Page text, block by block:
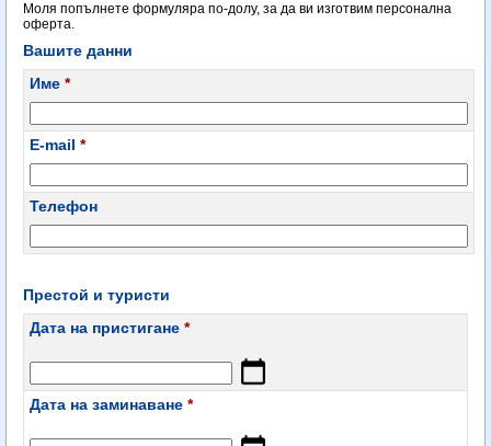
Моля попълнете формуляра по-долу, за да ви изготвим персонална
оферта.
Вашите данни
Име *
E-mail *
Телефон
Престой и туристи
Дата на пристигане *
Дата на заминаване *